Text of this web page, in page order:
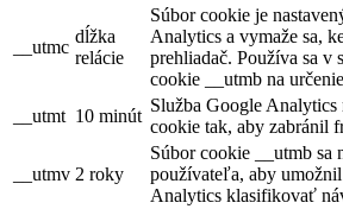
__utmc
dĺžka
relácie
Súbor cookie je
Analytics a vymaže sa,
prehliadač. Používa sa v
cookie __utmb na
__utmt 10 minút
Služba Google Analytics
cookie tak, aby zabránil
__utmv 2 roky
Súbor cookie __utmb sa
používateľa, aby
Analytics klasifikovať